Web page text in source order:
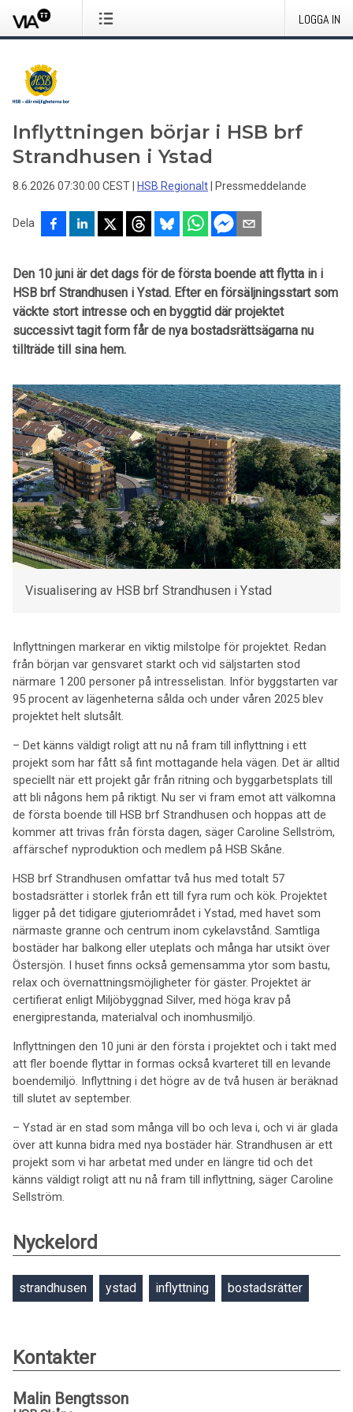
LOGGA IN
Inflyttningen börjar i HSB brf
Strandhusen i Ystad
8.6.2026 07:30:00 CEST HSB Regionalt Pressmeddelande
Dela
Den 10 juni är det dags för de första boende att flytta in i
HSB brf Strandhusen i Ystad. Efter en försäljningsstart som
väckte stort intresse och en byggtid där projektet
successivt tagit form får de nya bostadsrättsägarna nu
tillträde till sina hem.
Visualisering av HSB brf Strandhusen i Ystad
Inflyttningen markerar en viktig milstolpe för projektet. Redan
från början var gensvaret starkt och vid säljstarten stod
närmare 1 200 personer på intresselistan. Inför byggstarten var
95 procent av lägenheterna sålda och under våren 2025 blev
projektet helt slutsålt.
– Det känns väldigt roligt att nu nå fram till inflyttning i ett
projekt som har fått så fint mottagande hela vägen. Det är alltid
speciellt när ett projekt går från ritning och byggarbetsplats till
att bli någons hem på riktigt. Nu ser vi fram emot att välkomna
de första boende till HSB brf Strandhusen och hoppas att de
kommer att trivas från första dagen, säger Caroline Sellström,
affärschef nyproduktion och medlem på HSB Skåne.
HSB brf Strandhusen omfattar två hus med totalt 57
bostadsrätter i storlek från ett till fyra rum och kök. Projektet
ligger på det tidigare gjuteriområdet i Ystad, med havet som
närmaste granne och centrum inom cykelavstånd. Samtliga
bostäder har balkong eller uteplats och många har utsikt över
Östersjön. I huset finns också gemensamma ytor som bastu,
relax och övernattningsmöjligheter för gäster. Projektet är
certifierat enligt Miljöbyggnad Silver, med höga krav på
energiprestanda, materialval och inomhusmiljö.
Inflyttningen den 10 juni är den första i projektet och i takt med
att fler boende flyttar in formas också kvarteret till en levande
boendemiljö. Inflyttning i det högre av de två husen är beräknad
till slutet av september.
– Ystad är en stad som många vill bo och leva i, och vi är glada
över att kunna bidra med nya bostäder här. Strandhusen är ett
projekt som vi har arbetat med under en längre tid och det
känns väldigt roligt att nu nå fram till inflyttning, säger Caroline
Sellström.
Nyckelord
strandhusen ystad inflyttning bostadsrätter
Kontakter
Malin Bengtsson